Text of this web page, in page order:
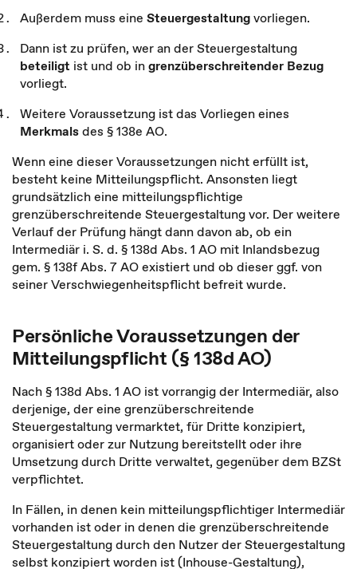
Außerdem muss eine Steuergestaltungvorliegen.
Dann ist zu prüfen, wer an der Steuergestaltung
beteiligt ist und ob ingrenzüberschreitender Bezug
vorliegt.
Weitere Voraussetzung ist das Vorliegen eines
Merkmalsdes § 138e AO.
Wenn eine dieser Voraussetzungen nicht erfüllt ist,
besteht keine Mitteilungspflicht. Ansonsten liegt
grundsätzlich eine mitteilungspflichtige
grenzüberschreitende Steuergestaltung vor. Der weitere
Verlauf der Prüfung hängt dann davon ab, ob ein
Intermediär i. S. d. § 138d Abs. 1 AO mit Inlandsbezug
gem. § 138f Abs. 7 AO existiert und ob dieser ggf. von
seiner Verschwiegenheitspflicht befreit wurde.
Persönliche Voraussetzungen der
Mitteilungspflicht (§ 138d AO)
Nach § 138d Abs. 1 AO ist vorrangig der Intermediär, also
derjenige, der eine grenzüberschreitende
Steuergestaltung vermarktet, für Dritte konzipiert,
organisiert oder zur Nutzung bereitstellt oder ihre
Umsetzung durch Dritte verwaltet, gegenüber dem BZSt
verpflichtet.
In Fällen, in denen kein mitteilungspflichtiger Intermediär
vorhanden ist oder in denen die grenzüberschreitende
Steuergestaltung durch den Nutzer der Steuergestaltung
selbst konzipiert worden ist (Inhouse-Gestaltung),